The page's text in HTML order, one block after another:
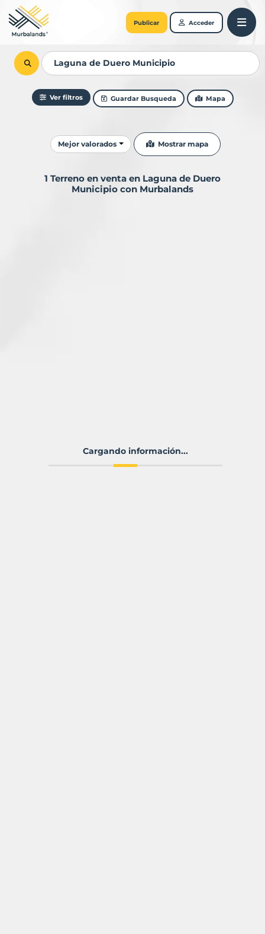
Publicar Acceder
Ver filtros Guardar Busqueda Mapa
Ordenar resultados
Mejor valorados Mostrar mapa
1 Terreno en venta en Laguna de Duero
Municipio con Murbalands
Cargando información...